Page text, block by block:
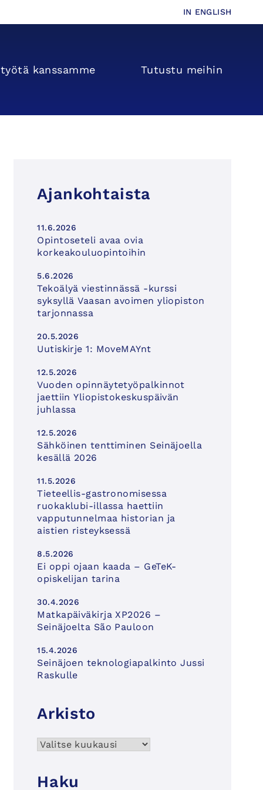
IN ENGLISH
kanssamme Tutustu meihin
Ajankohtaista
11.6.2026
Opintoseteli avaa ovia
korkeakouluopintoihin
5.6.2026
Tekoälyä viestinnässä -kurssi
syksyllä Vaasan avoimen yliopiston
tarjonnassa
20.5.2026
Uutiskirje 1: MoveMAYnt
12.5.2026
Vuoden opinnäytetyöpalkinnot
jaettiin Yliopistokeskuspäivän
juhlassa
12.5.2026
Sähköinen tenttiminen Seinäjoella
kesällä 2026
11.5.2026
Tieteellis-gastronomisessa
ruokaklubi-illassa haettiin
vapputunnelmaa historian ja
aistien risteyksessä
8.5.2026
Ei oppi ojaan kaada – GeTeK-
opiskelijan tarina
30.4.2026
Matkapäiväkirja XP2026 –
Seinäjoelta São Pauloon
15.4.2026
Seinäjoen teknologiapalkinto Jussi
Raskulle
Arkisto
Arkisto
Haku